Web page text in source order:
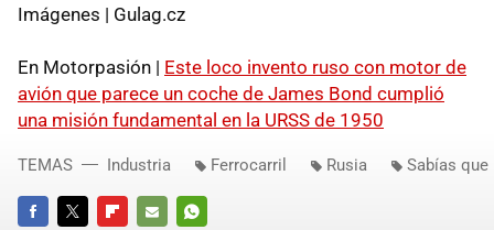
Imágenes | Gulag.cz
En Motorpasión | Este loco invento ruso con motor de
avión que parece un coche de James Bond cumplió
una misión fundamental en la URSS de 1950
TEMAS Industria Ferrocarril Rusia Sabías que